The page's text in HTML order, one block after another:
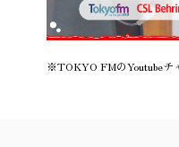
※TOKYO FMのYoutubeチ